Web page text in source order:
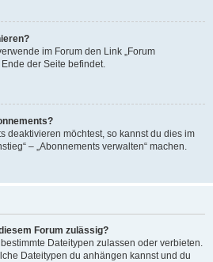
im Forum den Link „Forum
der Seite befindet.
deaktivieren möchtest, so kannst du dies im
– „Abonnements verwalten“ machen.
Forum zulässig?
Dateitypen zulassen oder verbieten.
Dateitypen du anhängen kannst und du